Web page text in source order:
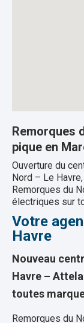
Remorques
pique en
Ouverture du
Nord – Le
Remorques du
électriques sur
Votre
Havre
Nouveau
Havre –
toutes
Remorques du